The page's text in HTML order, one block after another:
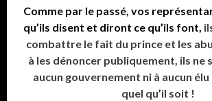
Comme par le passé, vos
qu’ils disent et diront ce qu’ils font,
combattre le fait du prince et les
à les dénoncer publiquement, ils ne
aucun gouvernement ni à aucun
quel qu’il soit !